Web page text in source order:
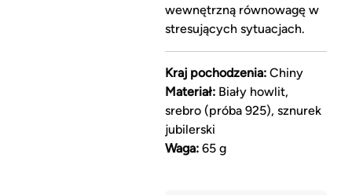
wewnętrzną równowagę w
stresujących sytuacjach.
Kraj pochodzenia:Chiny
Materiał:Biały howlit,
srebro (próba 925), sznurek
jubilerski
Waga:65 g